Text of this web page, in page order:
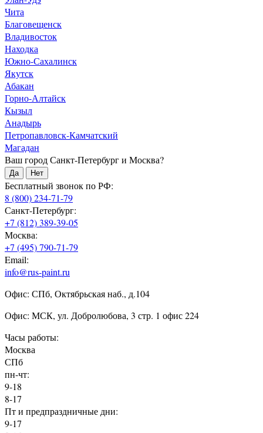
Чита
Благовещенск
Владивосток
Находка
Южно-Сахалинск
Якутск
Абакан
Горно-Алтайск
Кызыл
Анадырь
Петропавловск-Камчатский
Магадан
Ваш город Санкт-Петербург и Москва?
Да Нет
Бесплатный звонок по РФ:
8 (800) 234-71-79
Санкт-Петербург:
+7 (812) 389-39-05
Москва:
+7 (495) 790-71-79
Email:
info@rus-paint.ru
Офис: СПб, Октябрьская наб., д.104
Офис: МСК, ул. Добролюбова, 3 стр. 1 офис 224
Часы работы:
Москва
СПб
пн-чт:
9-18
8-17
Пт и предпраздничные дни:
9-17